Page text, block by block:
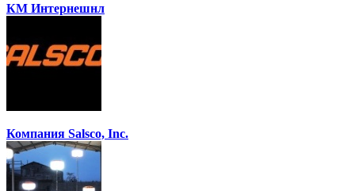
КМ Интернешнл
Компания Salsco, Inc.